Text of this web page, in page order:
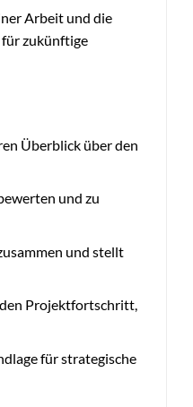
Arbeit und die
für zukünftige
Überblick über den
und zu
und stellt
Projektfortschritt,
für strategische